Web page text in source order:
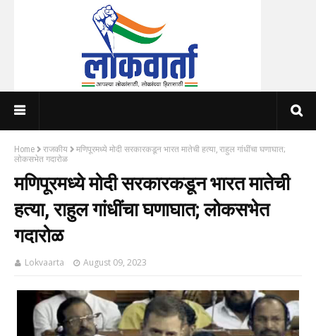
Home राजकीय
मणिपूरमध्ये मोदी सरकारकडून भारत मातेची हत्या, राहुल गांधींचा घणाघात;
लोकसभेत गदारोळ
मणिपूरमध्ये मोदी सरकारकडून भारत मातेची
हत्या, राहुल गांधींचा घणाघात; लोकसभेत
गदारोळ
Lokvaarta August 09, 2023